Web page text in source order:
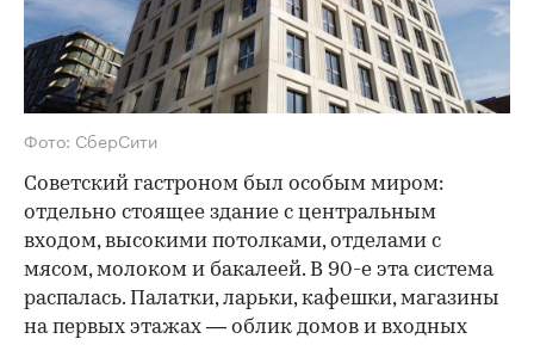
Фото: СберСити
Советский гастроном был особым миром:
отдельно стоящее здание с центральным
входом, высокими потолками, отделами с
мясом, молоком и бакалеей. В 90-е эта система
распалась. Палатки, ларьки, кафешки, магазины
на первых этажах — облик домов и входных